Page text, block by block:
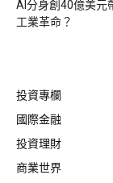
AI分身創40億美元
工業革命？
投資專欄
國際金融
投資理財
商業世界